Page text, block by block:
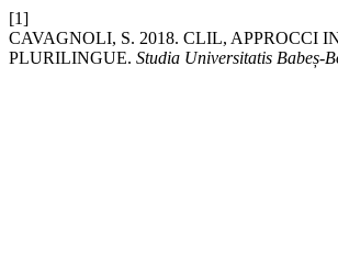
[1]
CAVAGNOLI, S. 2018. CLIL, APPROCCI
PLURILINGUE. Studia Universitatis Babeș-